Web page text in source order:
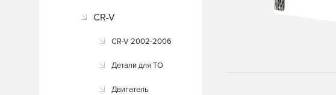
CR-V
CR-V 2002-2006
Детали для ТО
Двигатель